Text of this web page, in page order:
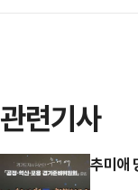
관련기사
추미애